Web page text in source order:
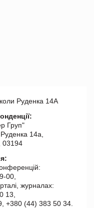
Руденка 14А
Груп"
14а,
03194
00,
журналах:
13,
+380 (44) 383 50 34.